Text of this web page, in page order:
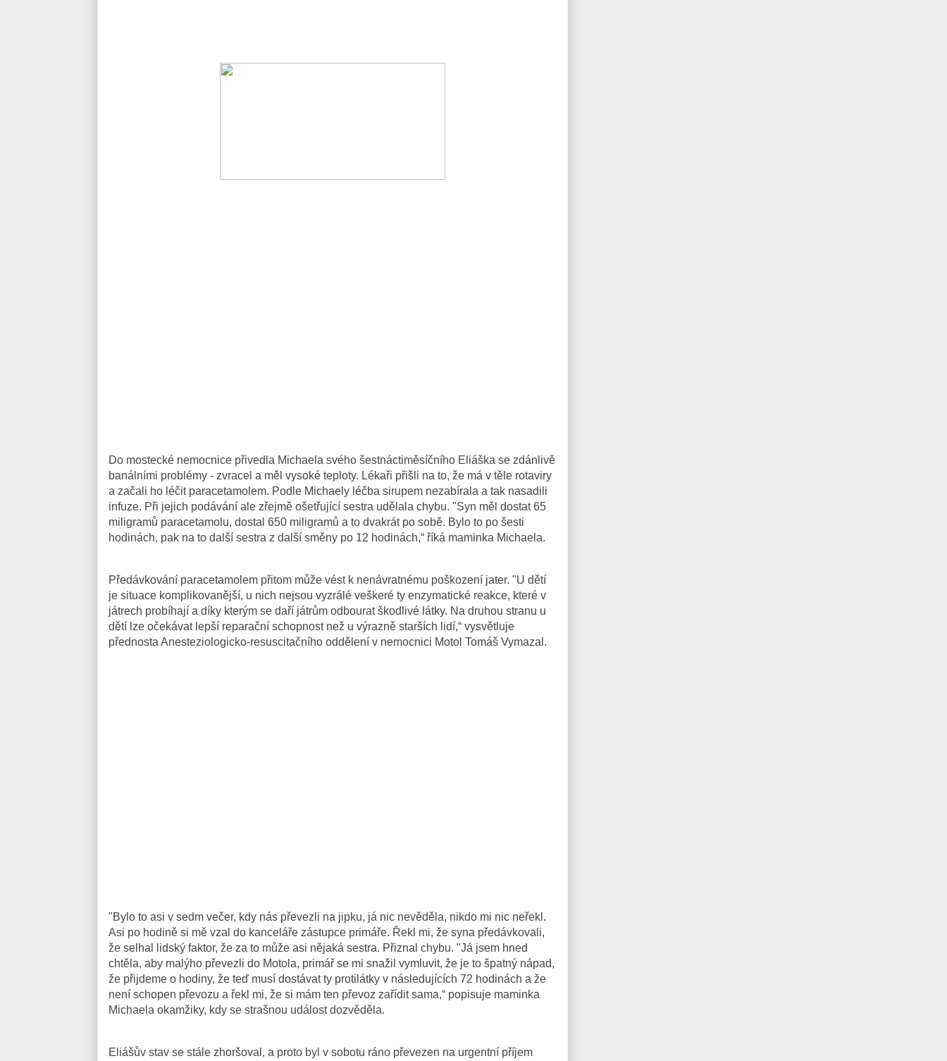
Do mostecké nemocnice přivedla Michaela svého šestnáctiměsíčního Eliáška se zdánlivě
banálními problémy - zvracel a měl vysoké teploty. Lékaři přišli na to, že má v těle rotaviry
a začali ho léčit paracetamolem. Podle Michaely léčba sirupem nezabírala a tak nasadili
infuze. Při jejich podávání ale zřejmě ošetřující sestra udělala chybu. "Syn měl dostat 65
miligramů paracetamolu, dostal 650 miligramů a to dvakrát po sobě. Bylo to po šesti
hodinách, pak na to další sestra z další směny po 12 hodinách,“ říká maminka Michaela.
Předávkování paracetamolem přitom může vést k nenávratnému poškození jater. "U dětí
je situace komplikovanější, u nich nejsou vyzrálé veškeré ty enzymatické reakce, které v
játrech probíhají a díky kterým se daří játrům odbourat škodlivé látky. Na druhou stranu u
dětí lze očekávat lepší reparační schopnost než u výrazně starších lidí,“ vysvětluje
přednosta Anesteziologicko-resuscitačního oddělení v nemocnici Motol Tomáš Vymazal.
"Bylo to asi v sedm večer, kdy nás převezli na jipku, já nic nevěděla, nikdo mi nic neřekl.
Asi po hodině si mě vzal do kanceláře zástupce primáře. Řekl mi, že syna předávkovali,
že selhal lidský faktor, že za to může asi nějaká sestra. Přiznal chybu. "Já jsem hned
chtěla, aby malýho převezli do Motola, primář se mi snažil vymluvit, že je to špatný nápad,
že přijdeme o hodiny, že teď musí dostávat ty protilátky v následujících 72 hodinách a že
není schopen převozu a řekl mi, že si mám ten převoz zařídit sama,“ popisuje maminka
Michaela okamžiky, kdy se strašnou událost dozvěděla.
Eliášův stav se stále zhoršoval, a proto byl v sobotu ráno převezen na urgentní příjem